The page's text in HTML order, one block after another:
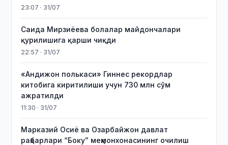
23:07 · 31/07
Саида Мирзиёева болалар майдончалари
қурилишига қарши чиқди
22:57 · 31/07
«Андижон полькаси» Гиннес рекордлар
китобига киритилиши учун 730 млн сўм
ажратилди
11:30 · 31/07
Марказий Осиё ва Озарбайжон давлат
раҳбарлари “Боку” меҳмонхонасининг очилиш